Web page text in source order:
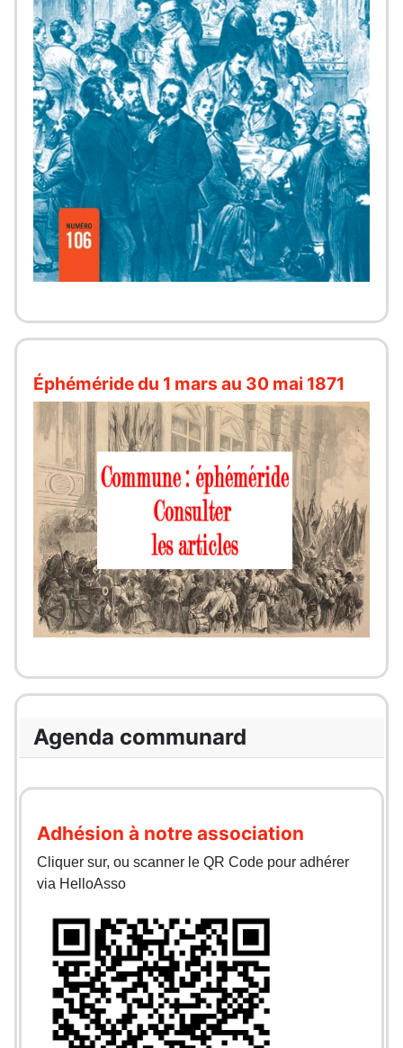
Éphéméride du 1 mars au 30 mai 1871
Agenda communard
Adhésion à notre association
Cliquer sur, ou scanner le QR Code pour adhérer
via HelloAsso